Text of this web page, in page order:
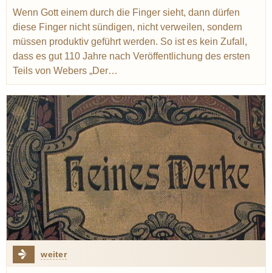
Noma
Geist Hand Kunst Kultur
Nova Regio
Wenn Gott einem durch die Finger sieht, dann dürfen
diese Finger nicht sündigen, nicht verweilen, sondern
müssen produktiv geführt werden. So ist es kein Zufall,
dass es gut 110 Jahre nach Veröffentlichung des ersten
Teils von Webers „Der…
weiter